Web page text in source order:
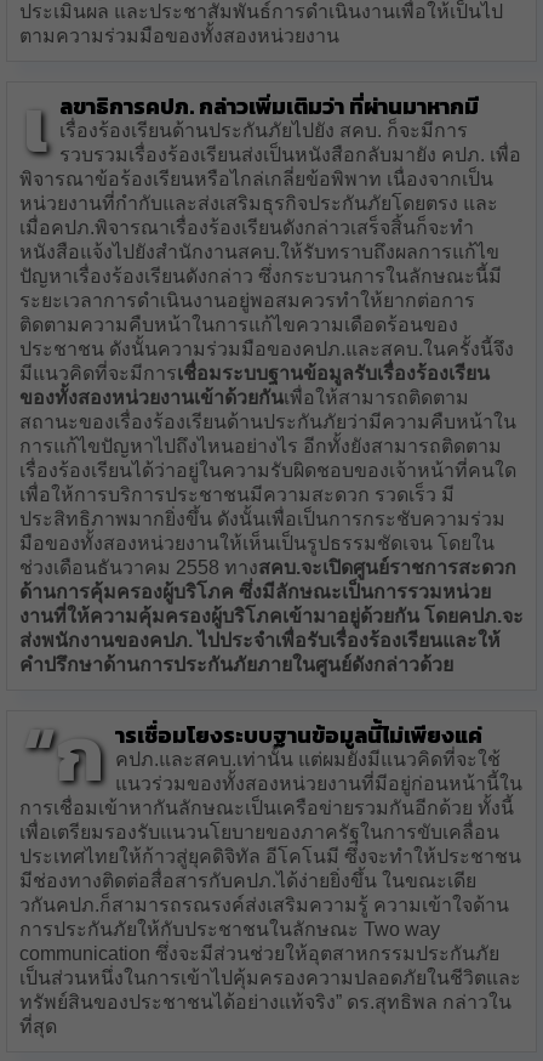
ประเมินผล และประชาสัมพันธ์การดำเนินงานเพื่อให้เป็นไป
ตามความร่วมมือของทั้งสองหน่วยงาน
เ ลขาธิการคปภ. กล่าวเพิ่มเติมว่า ที่ผ่านมาหากมี
เรื่องร้องเรียนด้านประกันภัยไปยัง สคบ. ก็จะมีการ
รวบรวมเรื่องร้องเรียนส่งเป็นหนังสือกลับมายัง คปภ. เพื่อ
พิจารณาข้อร้องเรียนหรือไกล่เกลี่ยข้อพิพาท เนื่องจากเป็น
หน่วยงานที่กำกับและส่งเสริมธุรกิจประกันภัยโดยตรง และ
เมื่อคปภ.พิจารณาเรื่องร้องเรียนดังกล่าวเสร็จสิ้นก็จะทำ
หนังสือแจ้งไปยังสำนักงานสคบ.ให้รับทราบถึงผลการแก้ไข
ปัญหาเรื่องร้องเรียนดังกล่าว ซึ่งกระบวนการในลักษณะนี้มี
ระยะเวลาการดำเนินงานอยู่พอสมควรทำให้ยากต่อการ
ติดตามความคืบหน้าในการแก้ไขความเดือดร้อนของ
ประชาชน ดังนั้นความร่วมมือของคปภ.และสคบ.ในครั้งนี้จึง
มีแนวคิดที่จะมีการเชื่อมระบบฐานข้อมูลรับเรื่องร้องเรียน
ของทั้งสองหน่วยงานเข้าด้วยกันเพื่อให้สามารถติดตาม
สถานะของเรื่องร้องเรียนด้านประกันภัยว่ามีความคืบหน้าใน
การแก้ไขปัญหาไปถึงไหนอย่างไร อีกทั้งยังสามารถติดตาม
เรื่องร้องเรียนได้ว่าอยู่ในความรับผิดชอบของเจ้าหน้าที่คนใด
เพื่อให้การบริการประชาชนมีความสะดวก รวดเร็ว มี
ประสิทธิภาพมากยิ่งขึ้น ดังนั้นเพื่อเป็นการกระชับความร่วม
มือของทั้งสองหน่วยงานให้เห็นเป็นรูปธรรมชัดเจน โดยใน
ช่วงเดือนธันวาคม 2558 ทางสคบ.จะเปิดศูนย์ราชการสะดวก
ด้านการคุ้มครองผู้บริโภค ซึ่งมีลักษณะเป็นการรวมหน่วย
งานที่ให้ความคุ้มครองผู้บริโภคเข้ามาอยู่ด้วยกัน โดยคปภ.จะ
ส่งพนักงานของคปภ. ไปประจำเพื่อรับเรื่องร้องเรียนและให้
คำปรึกษาด้านการประกันภัยภายในศูนย์ดังกล่าวด้วย
“ก ารเชื่อมโยงระบบฐานข้อมูลนี้ไม่เพียงแค่
คปภ.และสคบ.เท่านั้น แต่ผมยังมีแนวคิดที่จะใช้
แนวร่วมของทั้งสองหน่วยงานที่มีอยู่ก่อนหน้านี้ใน
การเชื่อมเข้าหากันลักษณะเป็นเครือข่ายรวมกันอีกด้วย ทั้งนี้
เพื่อเตรียมรองรับแนวนโยบายของภาครัฐในการขับเคลื่อน
ประเทศไทยให้ก้าวสู่ยุคดิจิทัล อีโคโนมี ซึ่งจะทำให้ประชาชน
มีช่องทางติดต่อสื่อสารกับคปภ.ได้ง่ายยิ่งขึ้น ในขณะเดีย
วกันคปภ.ก็สามารถรณรงค์ส่งเสริมความรู้ ความเข้าใจด้าน
การประกันภัยให้กับประชาชนในลักษณะ Two way
communication ซึ่งจะมีส่วนช่วยให้อุตสาหกรรมประกันภัย
เป็นส่วนหนึ่งในการเข้าไปคุ้มครองความปลอดภัยในชีวิตและ
ทรัพย์สินของประชาชนได้อย่างแท้จริง” ดร.สุทธิพล กล่าวใน
ที่สุด